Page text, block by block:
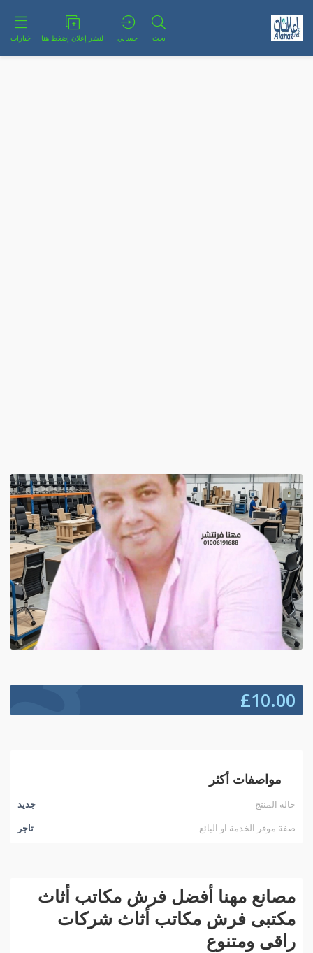
بحث حسابي لنشر إعلان إضغط هنا خيارات
£10.00
مواصفات أكثر
حالة المنتج
جديد
صفة موفر الخدمة او البائع
تاجر
مصانع مهنا أفضل فرش مكاتب أثاث
مكتبى فرش مكاتب أثاث شركات
راقى ومتنوع